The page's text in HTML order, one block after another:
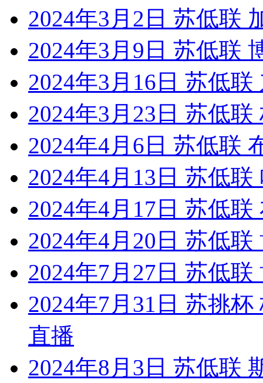
2024年3月2日 苏低联
2024年3月9日 苏低联
2024年3月16日 苏低
2024年3月23日 苏低
2024年4月6日 苏低联
2024年4月13日 苏低
2024年4月17日 苏低
2024年4月20日 苏低
2024年7月27日 苏低
2024年7月31日 苏挑
直播
2024年8月3日 苏低联